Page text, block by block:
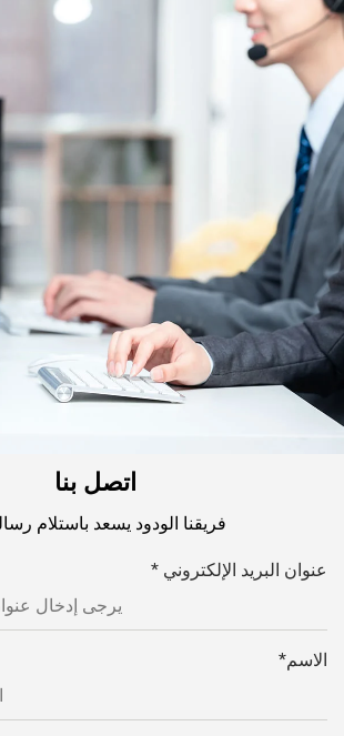
اتصل بنا
فريقنا الودود يسعد باستلام
عنوان البريد الإلكتروني *
الاسم*